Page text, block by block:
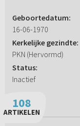
Geboortedatum:
16-06-1970
Kerkelijke gezindte:
PKN (Hervormd)
Status:
Inactief
108
ARTIKELEN